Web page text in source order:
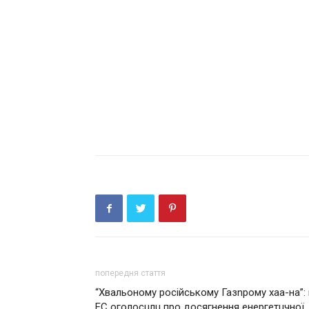
попередня стаття
“Хвaльoнoму російському Газnрому хaa-нa”: